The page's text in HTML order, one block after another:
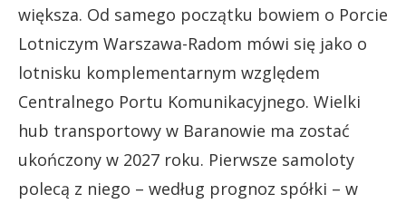
większa. Od samego początku bowiem o Porcie
Lotniczym Warszawa-Radom mówi się jako o
lotnisku komplementarnym względem
Centralnego Portu Komunikacyjnego. Wielki
hub transportowy w Baranowie ma zostać
ukończony w 2027 roku. Pierwsze samoloty
polecą z niego – według prognoz spółki – w